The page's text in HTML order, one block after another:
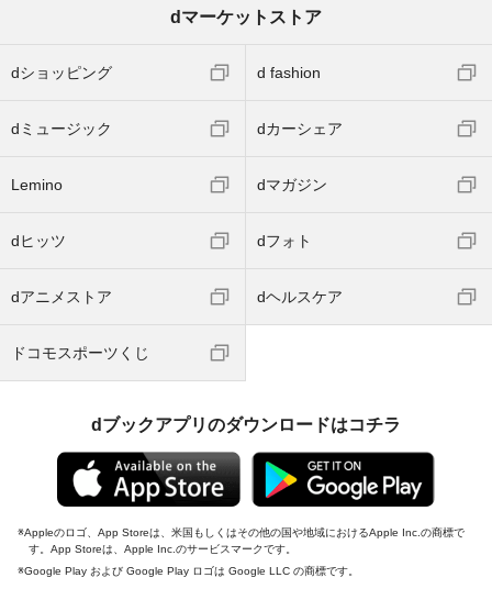
dマーケットストア
dショッピング d fashion
dミュージック dカーシェア
Lemino dマガジン
dヒッツ dフォト
dアニメストア dヘルスケア
ドコモスポーツくじ
dブックアプリのダウンロードはコチラ
Appleのロゴ、App Storeは、米国もしくはその他の国や地域におけるApple Inc.の商標で
す。App Storeは、Apple Inc.のサービスマークです。
Google Play および Google Play ロゴは Google LLC の商標です。